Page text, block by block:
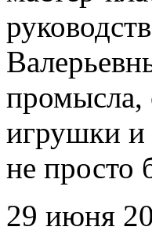
промысла,
игрушки и
не просто
29 июня